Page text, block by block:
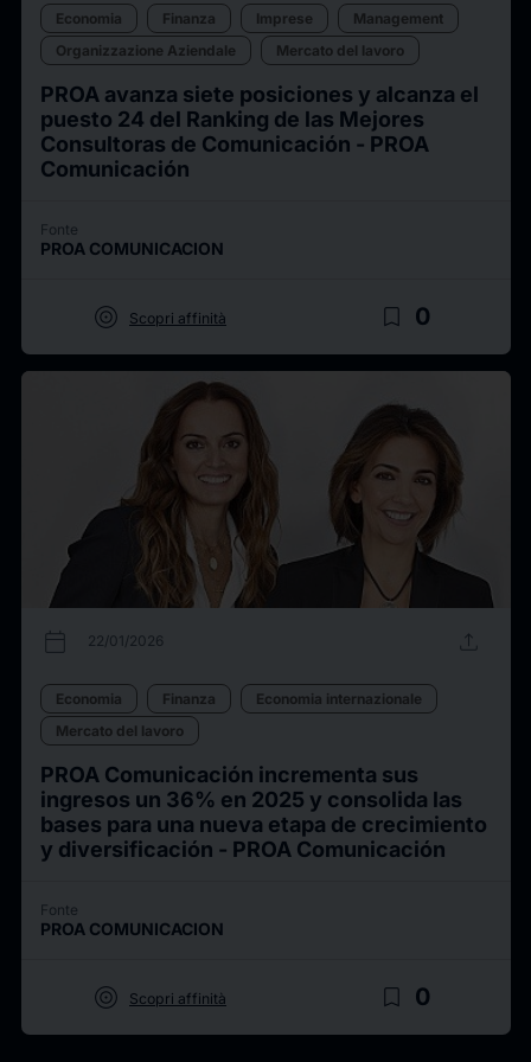
Economia Finanza Imprese
Management
Organizzazione Aziendale
Mercato del lavoro
PROA avanza siete posiciones y alcanza el
puesto 24 del Ranking de las Mejores
Consultoras de Comunicación - PROA
Comunicación
Fonte
PROA COMUNICACION
target Scopri affinità bookmark_border 0
calendar_today 22/01/2026 upload
Economia Finanza
Economia internazionale
Mercato del lavoro
PROA Comunicación incrementa sus
ingresos un 36% en 2025 y consolida las
bases para una nueva etapa de crecimiento
y diversificación - PROA Comunicación
Fonte
PROA COMUNICACION
target Scopri affinità bookmark_border 0